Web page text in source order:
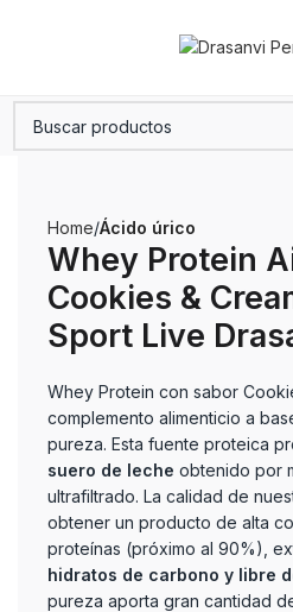
Home Ácido úrico
Whey Protein
Cookies &
Sport Live
Whey Protein con sabor
complemento alimenticio a
pureza. Esta fuente proteica
suero de leche obtenido por
ultrafiltrado. La calidad de
obtener un producto de alta
proteínas (próximo al 90%),
hidratos de carbono y libre
pureza aporta gran cantidad